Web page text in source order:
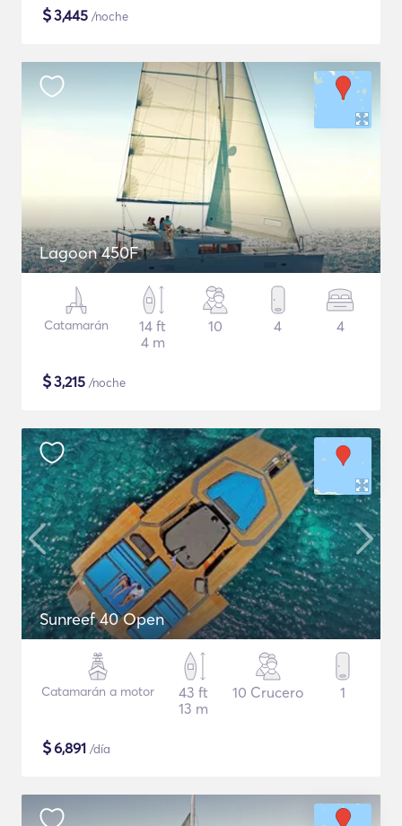
$3,445 /noche
Lagoon 450F
Catamarán
14 ft
4 m
10 4 4
$3,215 /noche
Sunreef 40 Open
Catamarán a motor
43 ft
13 m
10 Crucero 1
$6,891 /día